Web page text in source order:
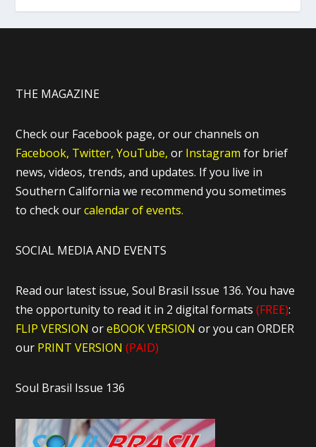
THE MAGAZINE
Check our Facebook page, or our channels on
Facebook, Twitter, YouTube, or Instagram for brief
news, videos, trends, and updates. If you live in
Southern California we recommend you sometimes
to check ourcalendar of events.
SOCIAL MEDIA AND EVENTS
Read our latest issue, Soul Brasil Issue 136. You have
the opportunity to read it in 2 digital formats(FREE):
FLIP VERSION oreBOOK VERSIONor you can ORDER
our PRINT VERSION (PAID)
Soul Brasil Issue 136